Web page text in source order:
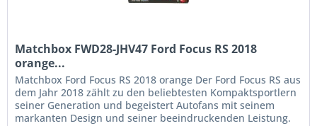
Matchbox FWD28-JHV47 Ford Focus RS 2018
orange...
Matchbox Ford Focus RS 2018 orange Der Ford Focus RS aus
dem Jahr 2018 zählt zu den beliebtesten Kompaktsportlern
seiner Generation und begeistert Autofans mit seinem
markanten Design und seiner beeindruckenden Leistung.